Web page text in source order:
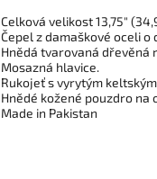
Celková velikost 13,75"
Čepel z damaškové oceli o
Hnědá tvarovaná dřevěná
Mosazná hlavice.
Rukojeť s vyrytým
Hnědé kožené pouzdro na
Made in Pakistan